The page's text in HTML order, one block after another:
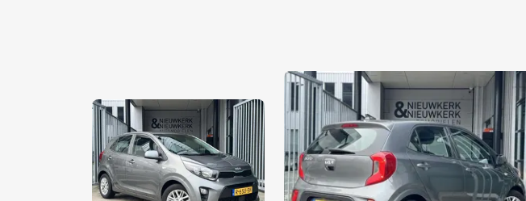
Elektrische ramen voor